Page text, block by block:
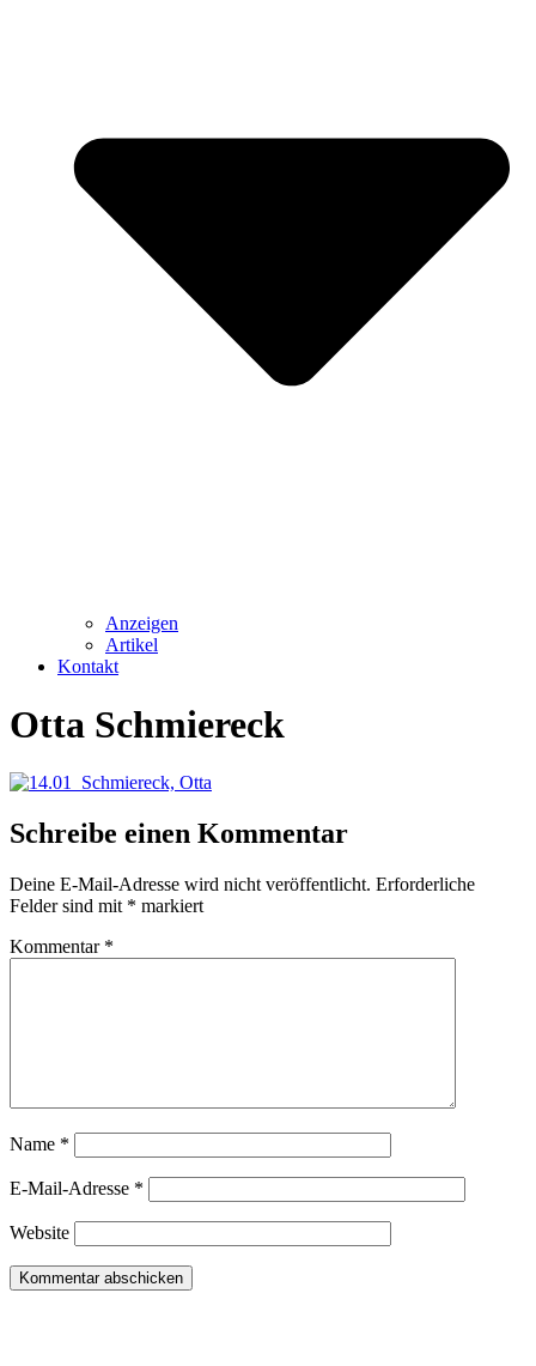
Anzeigen
Artikel
Kontakt
Otta Schmiereck
Schreibe einen Kommentar
Deine E-Mail-Adresse wird nicht veröffentlicht. Erforderliche
Felder sind mit * markiert
Kommentar *
Name *
E-Mail-Adresse *
Website